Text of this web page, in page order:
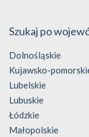
Szukaj po
Dolnośląskie
Kujawsko-
Lubelskie
Lubuskie
Łódzkie
Małopolskie